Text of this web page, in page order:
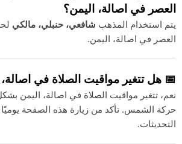
العصر في اصالة، اليمن؟
يتم استخدام المذهب شافعي، حنبلي، مالكي
العصر في اصالة، اليمن.
📅 هل تتغير مواقيت الصلاة في
نعم، تتغير مواقيت الصلاة في اصالة، اليمن
حركة الشمس. تأكد من زيارة هذه الصفحة
التحديثات.